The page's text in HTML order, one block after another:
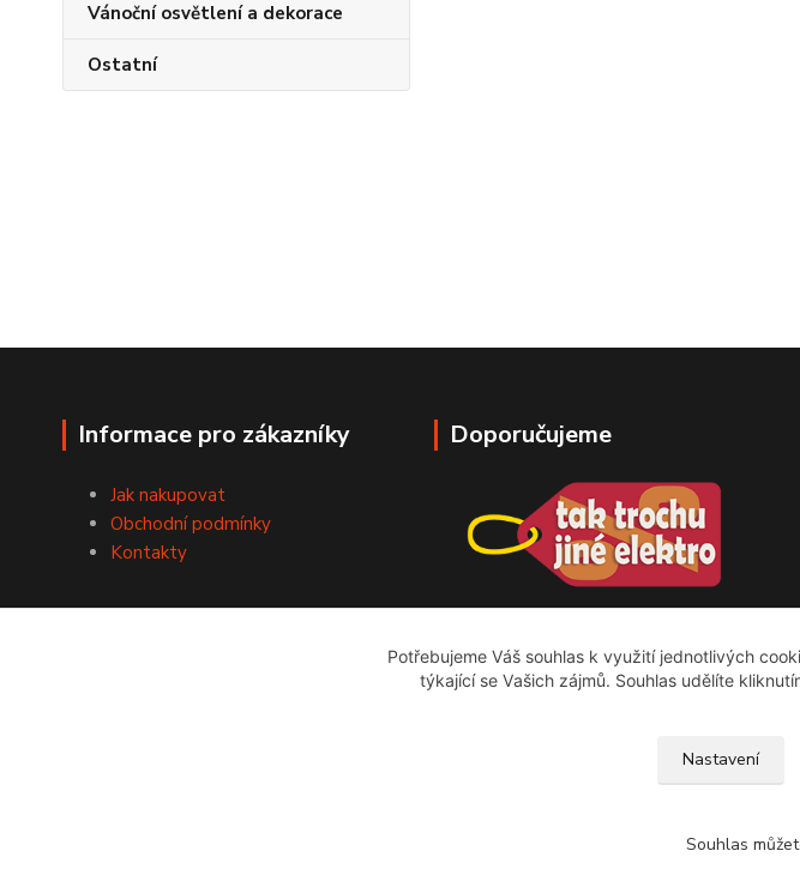
Vánoční osvětlení a dekorace
Ostatní
Informace pro zákazníky
Jak nakupovat
Obchodní podmínky
Kontakty
Doporučujeme
Potřebujeme Váš souhlas k využití jednotlivých
týkající se Vašich zájmů. Souhlas udělíte
Nastavení
Souhlas